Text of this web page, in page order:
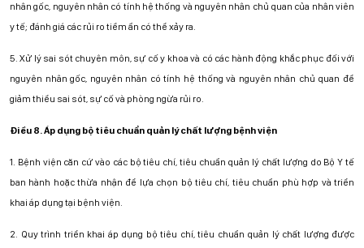
nhân gốc, nguyên nhân có tính hệ thống và nguyên nhân chủ quan của nhân viên
y tế; đánh giá các rủi ro tiềm ẩn có thể xảy ra.
5. Xử lý sai sót chuyên môn, sự cố y khoa và có các hành động khắc phục đối với
nguyên nhân gốc, nguyên nhân có tính hệ thống và nguyên nhân chủ quan để
giảm thiểu sai sót, sự cố và phòng ngừa rủi ro.
Điều 8. Áp dụng bộ tiêu chuẩn quản lý chất lượng bệnh viện
1. Bệnh viện căn cứ vào các bộ tiêu chí, tiêu chuẩn quản lý chất lượng do Bộ Y tế
ban hành hoặc thừa nhận để lựa chọn bộ tiêu chí, tiêu chuẩn phù hợp và triển
khai áp dụng tại bệnh viện.
2. Quy trình triển khai áp dụng bộ tiêu chí, tiêu chuẩn quản lý chất lượng được